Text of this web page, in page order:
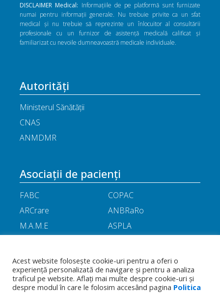
DISCLAIMER Medical: Informațiile de pe platformă sunt furnizate
numai pentru informații generale. Nu trebuie privite ca un sfat
medical și nu trebuie să reprezinte un înlocuitor al consultării
profesionale cu un furnizor de asistență medicală calificat și
familiarizat cu nevoile dumneavoastră medicale individuale.
Autorități
Ministerul Sănătății
CNAS
ANMDMR
Asociații de pacienți
FABC
COPAC
ARCrare
ANBRaRo
M.A.M.E
ASPLA
APOR
Little People
Termeni
și
Politica de
Toate drepturile rezervate - Asociația
Română a Producătorilor Internaționali de
Acest website folosește cookie-uri pentru a oferi o
experiență personalizată de navigare și pentru a analiza
traficul pe website. Aflați mai multe despre cookie-uri și
despre modul în care le folosim accesând pagina Politica